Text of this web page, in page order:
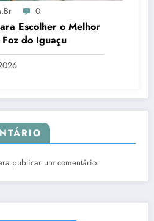
0
Escolher o Melhor
do Iguaçu
publicar um comentário.